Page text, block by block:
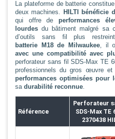
La plateforme de batterie
deux machines.
HILTI bénéficie
qui offre deperformances
lourdes du bâtiment malgré sa
d’outils sans fil plus
batterie M18 de Milwaukee, il
avec une compatibilité avec
perforateur sans fil SDS-Max TE
professionnels du gros œuvre
performances optimisées pour
sa durabilité reconnue.
Référence
Perforateur
SDS-Max TE
2370438